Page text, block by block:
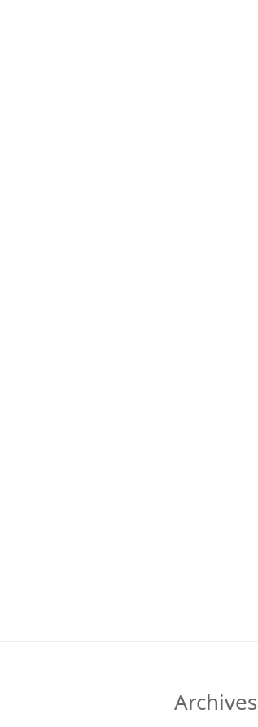
Archives